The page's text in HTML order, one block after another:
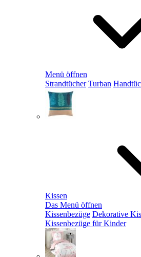
Menü öffnen
Strandtücher Turban
Kissen
Das Menü öffnen
Kissenbezüge Dekorative
Kissenbezüge für Kinder